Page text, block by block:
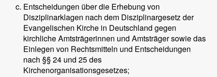
Entscheidungen über die Erhebung von
Disziplinarklagen nach dem Disziplinargesetz der
Evangelischen Kirche in Deutschland gegen
kirchliche Amtsträgerinnen und Amtsträger sowie das
Einlegen von Rechtsmitteln und Entscheidungen
nach §§ 24 und 25 des
Kirchenorganisationsgesetzes;